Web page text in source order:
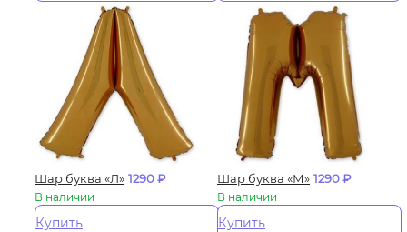
Шар буква «Л» 1290₽
В наличии
Купить
Шар буква «М» 1290₽
В наличии
Купить